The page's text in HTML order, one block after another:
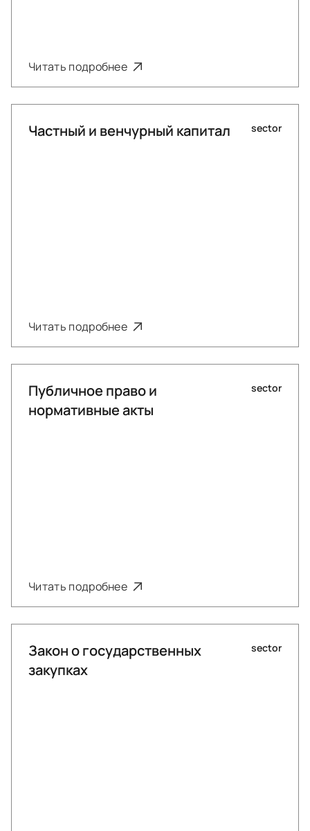
Читать подробнее
Частный и венчурный капитал sector
Читать подробнее
Публичное право и
нормативные акты
sector
Читать подробнее
Закон о государственных
закупках
sector